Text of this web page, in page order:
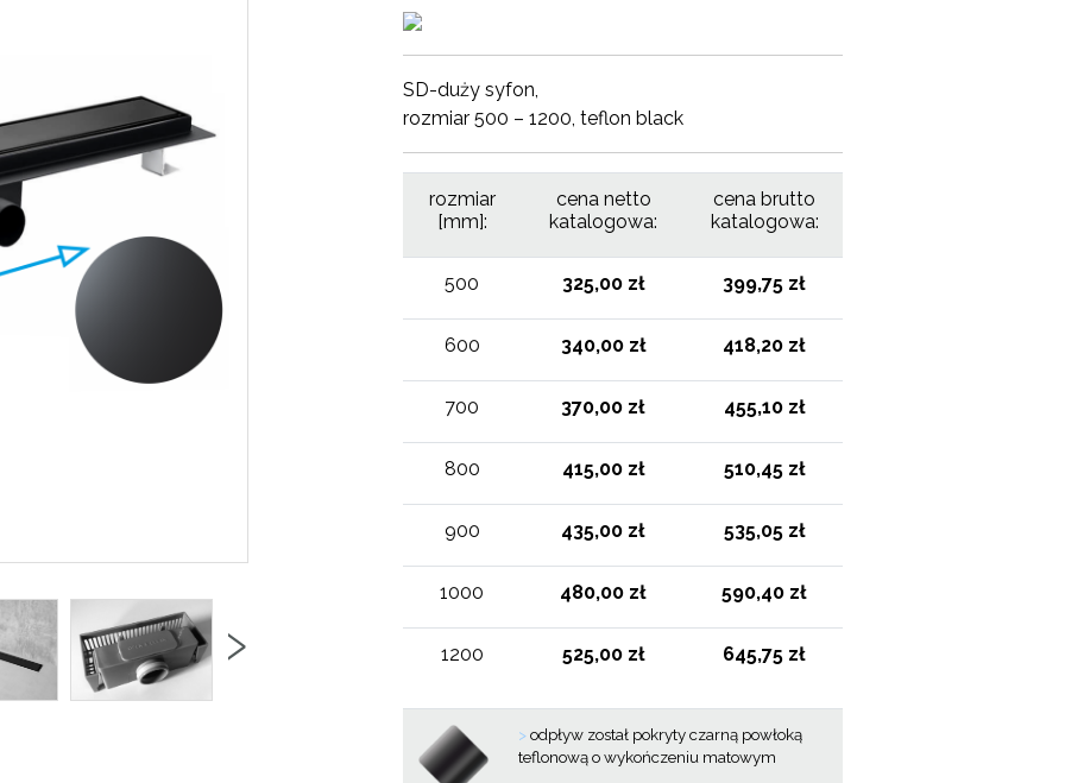
›
SD-duży syfon,
rozmiar 500 – 1200, teflon black
rozmiar
[mm]:
cena netto
katalogowa:
cena brutto
katalogowa:
500 325,00 zł 399,75 zł
600 340,00 zł 418,20 zł
700 370,00 zł 455,10 zł
800 415,00 zł 510,45 zł
900 435,00 zł 535,05 zł
1000 480,00 zł 590,40 zł
1200 525,00 zł 645,75 zł
>odpływ został pokryty czarną powłoką
teflonową o wykończeniu matowym